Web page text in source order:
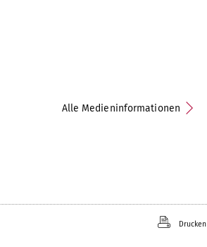
Alle Medieninformationen
Drucken